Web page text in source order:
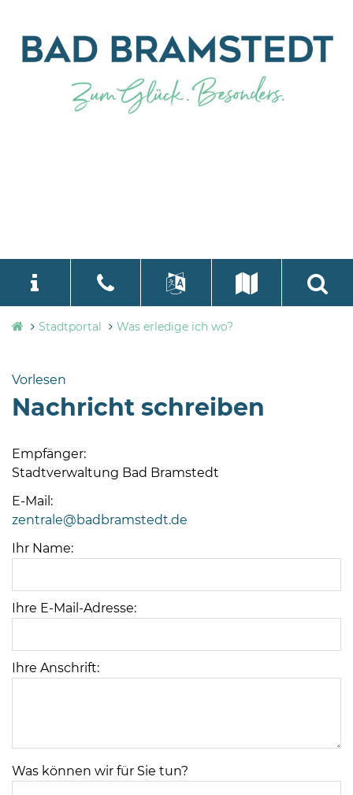
Stadtverwaltung
Bramstedt
Bleeck 15-
Bramstedt
04192-
506-
Mo,
Fr
08
Uhr
language
Select Language
Stadtportal Was erledige ich wo?
Vorlesen
Nachricht schreiben
Empfänger:
Stadtverwaltung Bad Bramstedt
E-Mail:
zentrale@badbramstedt.de
Ihr Name:
Ihre E-Mail-Adresse:
Ihre Anschrift:
Was können wir für Sie tun?